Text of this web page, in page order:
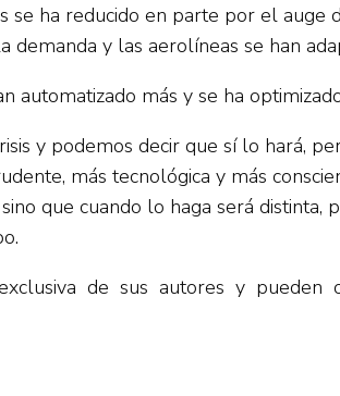
se ha reducido en parte por el
y las aerolíneas se han
automatizado más y se ha
y podemos decir que sí lo hará,
más tecnológica y más
que cuando lo haga será
de sus autores y